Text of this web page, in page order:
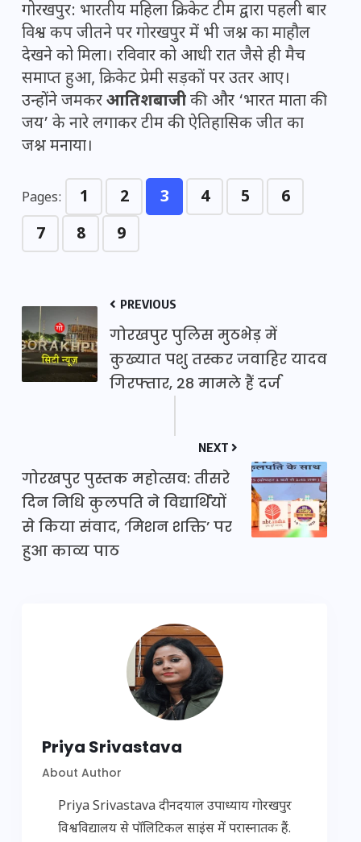
गोरखपुर: भारतीय महिला क्रिकेट टीम द्वारा पहली बार
विश्व कप जीतने पर गोरखपुर में भी जश्न का माहौल
देखने को मिला। रविवार को आधी रात जैसे ही मैच
समाप्त हुआ, क्रिकेट प्रेमी सड़कों पर उतर आए।
उन्होंने जमकरआतिशबाजीकी और ‘भारत माता की
जय’ के नारे लगाकर टीम की ऐतिहासिक जीत का
जश्न मनाया।
Pages: 1 2 3 4 5
6
7
8 9
PREVIOUS
गोरखपुर पुलिस मुठभेड़ में
कुख्यात पशु तस्कर जवाहिर यादव
गिरफ्तार, 28 मामले हैं दर्ज
NEXT
गोरखपुर पुस्तक महोत्सव: तीसरे
दिन निधि कुलपति ने विद्यार्थियों
से किया संवाद, ‘मिशन शक्ति’ पर
हुआ काव्य पाठ
Priya Srivastava
About Author
Priya Srivastava दीनदयाल उपाध्याय गोरखपुर
विश्वविद्यालय से पॉलिटिकल साइंस में परास्नातक हैं.